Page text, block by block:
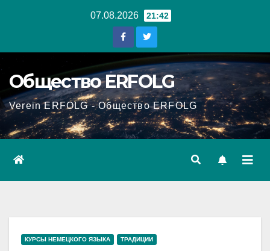
07.08.2026 21:42
Общество ERFOLG
Verein ERFOLG - Общество ERFOLG
КУРСЫ НЕМЕЦКОГО ЯЗЫКА ТРАДИЦИИ